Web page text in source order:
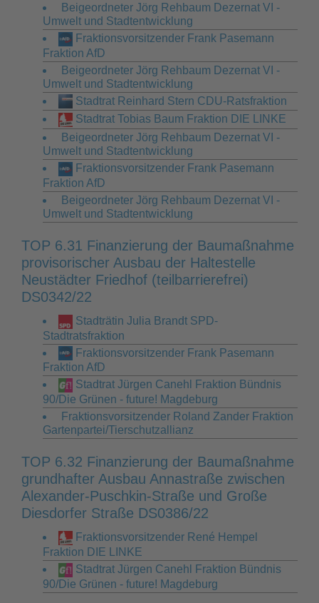
Beigeordneter Jörg Rehbaum Dezernat VI -
Umwelt und Stadtentwicklung
Fraktionsvorsitzender Frank Pasemann
Fraktion AfD
Beigeordneter Jörg Rehbaum Dezernat VI -
Umwelt und Stadtentwicklung
Stadtrat Reinhard Stern CDU-Ratsfraktion
Stadtrat Tobias Baum Fraktion DIE LINKE
Beigeordneter Jörg Rehbaum Dezernat VI -
Umwelt und Stadtentwicklung
Fraktionsvorsitzender Frank Pasemann
Fraktion AfD
Beigeordneter Jörg Rehbaum Dezernat VI -
Umwelt und Stadtentwicklung
TOP 6.31 Finanzierung der Baumaßnahme
provisorischer Ausbau der Haltestelle
Neustädter Friedhof (teilbarrierefrei)
DS0342/22
Stadträtin Julia Brandt SPD-
Stadtratsfraktion
Fraktionsvorsitzender Frank Pasemann
Fraktion AfD
Stadtrat Jürgen Canehl Fraktion Bündnis
90/Die Grünen - future! Magdeburg
Fraktionsvorsitzender Roland Zander Fraktion
Gartenpartei/Tierschutzallianz
TOP 6.32 Finanzierung der Baumaßnahme
grundhafter Ausbau Annastraße zwischen
Alexander-Puschkin-Straße und Große
Diesdorfer Straße DS0386/22
Fraktionsvorsitzender René Hempel
Fraktion DIE LINKE
Stadtrat Jürgen Canehl Fraktion Bündnis
90/Die Grünen - future! Magdeburg